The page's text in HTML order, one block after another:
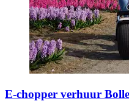
E-chopper verhuur